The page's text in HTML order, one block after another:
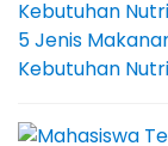
5 Jenis
Kebutuhan